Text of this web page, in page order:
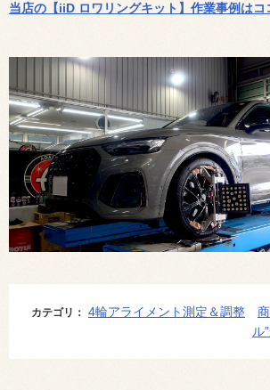
当店の【iiD ロワリングキット】作業事例は
カテゴリ： 4輪アライメント測定＆調整
ル